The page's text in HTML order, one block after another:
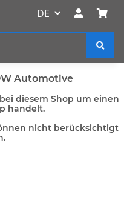
DE
Automotive
diesem Shop um einen
handelt.
nicht berücksichtigt